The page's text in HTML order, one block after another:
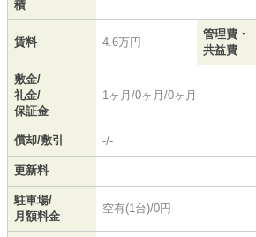
積
賃料 4.6万円
管理費・
共益費
敷金/
礼金/
保証金
1ヶ月/0ヶ月/0ヶ月
償却/敷引 -/-
更新料 -
駐車場/
月額料金
空有(1台)/0円